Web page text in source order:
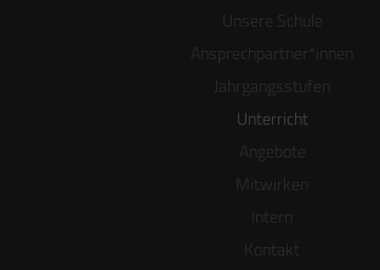
Unsere Schule
Ansprechpartner*innen
Jahrgangsstufen
Unterricht
Angebote
Mitwirken
Intern
Kontakt